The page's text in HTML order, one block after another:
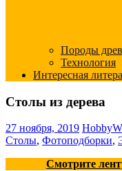
Породы
Технология
Интересная
Столы из дерева
27 ноября, 2019
Столы, Фотоподборки,
Смотрите